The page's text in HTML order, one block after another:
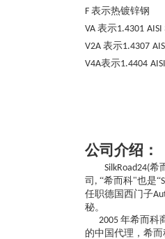
F 表示热镀锌钢
VA 表示1.4301 AISI
V2A 表示1.4307
V4A表示1.4404
公司介绍：
SilkRoad24(希
司 , “希而科"也是“
任职德国西门子
秘。
2005 年希而科
的中国代理，希